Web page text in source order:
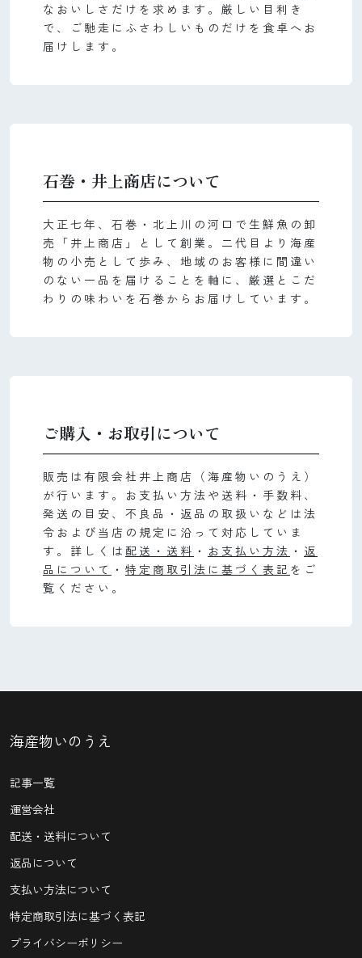
なおいしさだけを求めます。厳しい目利き
で、ご馳走にふさわしいものだけを食卓へお
届けします。
石巻・井上商店について
大正七年、石巻・北上川の河口で生鮮魚の卸
売「井上商店」として創業。二代目より海産
物の小売として歩み、地域のお客様に間違い
のない一品を届けることを軸に、厳選とこだ
わりの味わいを石巻からお届けしています。
ご購入・お取引について
販売は有限会社井上商店（海産物いのうえ）
が行います。お支払い方法や送料・手数料、
発送の目安、不良品・返品の取扱いなどは法
令および当店の規定に沿って対応していま
す。詳しくは 配送・送料 ・ お支払い方法 ・ 返
品について ・ 特定商取引法に基づく表記 をご
覧ください。
海産物いのうえ
記事一覧
運営会社
配送・送料について
返品について
支払い方法について
特定商取引法に基づく表記
プライバシーポリシー